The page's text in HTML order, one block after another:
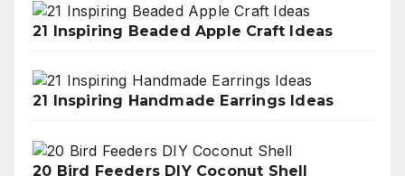
21 Inspiring Beaded Apple Craft Ideas
21 Inspiring Handmade Earrings Ideas
20 Bird Feeders DIY Coconut Shell